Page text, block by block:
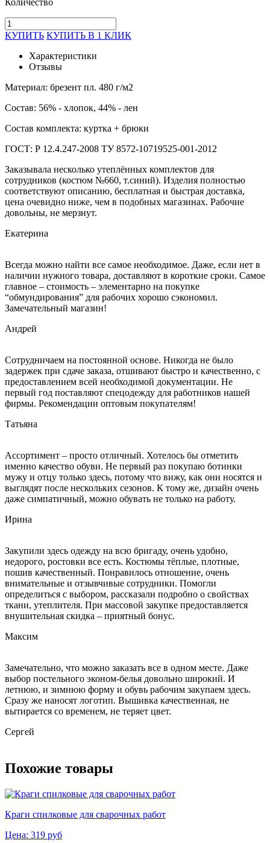
КУПИТЬ КУПИТЬ В 1 КЛИК
Характеристики
Отзывы
Материал: брезент пл. 480 г/м2
Состав: 56% - хлопок, 44% - лен
Состав комплекта: куртка + брюки
ГОСТ: Р 12.4.247-2008 ТУ 8572-10719525-001-2012
Заказывала несколько утеплённых комплектов для
сотрудников (костюм №660, т.синий). Изделия полностью
соответствуют описанию, бесплатная и быстрая доставка,
цена очевидно ниже, чем в подобных магазинах. Рабочие
довольны, не мерзнут.
Екатерина
Всегда можно найти все самое необходимое. Даже, если нет в
наличии нужного товара, доставляют в короткие сроки. Самое
главное – стоимость – элементарно на покупке
“обмундирования” для рабочих хорошо сэкономил.
Замечательный магазин!
Андрей
Сотрудничаем на постоянной основе. Никогда не было
задержек при сдаче заказа, отшивают быстро и качественно, с
предоставлением всей необходимой документации. Не
первый год поставляют спецодежду для работников нашей
фирмы. Рекомендации оптовым покупателям!
Татьяна
Ассортимент – просто отличный. Хотелось бы отметить
именно качество обуви. Не первый раз покупаю ботинки
мужу и отцу только здесь, потому что вижу, как они носятся и
выглядят после нескольких сезонов. К тому же, дизайн очень
даже симпатичный, можно обувать не только на работу.
Ирина
Закупили здесь одежду на всю бригаду, очень удобно,
недорого, ростовки все есть. Костюмы тёплые, плотные,
пошив качественный. Понравилось отношение, очень
внимательные и отзывчивые сотрудники. Помогли
определиться с выбором, рассказали подробно о свойствах
ткани, утеплителя. При массовой закупке предоставляется
внушительная скидка – приятный бонус.
Максим
Замечательно, что можно заказать все в одном месте. Даже
выбор постельного эконом-белья довольно широкий. И
летнюю, и зимнюю форму и обувь рабочим закупаем здесь.
Сразу же наносят логотип. Вышивка качественная, не
вытирается со временем, не теряет цвет.
Сергей
Похожие товары
Краги спилковые для сварочных работ
Цена: 319 руб